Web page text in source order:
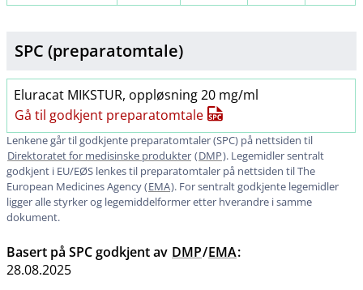
SPC (preparatomtale)
Eluracat MIKSTUR, oppløsning 20 mg/ml
Gå til godkjent preparatomtale
Lenkene går til godkjente preparatomtaler (SPC) på nettsiden til
Direktoratet for medisinske produkter (DMP). Legemidler sentralt
godkjent i EU​/​EØS lenkes til preparatomtaler på nettsiden til The
European Medicines Agency (EMA). For sentralt godkjente legemidler
ligger alle styrker og legemiddelformer etter hverandre i samme
dokument.
Basert på SPC godkjent av DMP/EMA:
28.08.2025